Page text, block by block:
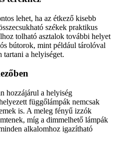
lehet, ha az étkező kisebb
székek praktikus
tolható asztalok további helyet
bútorok, mint például tárolóval
tartani a helyiséget.
hozzájárul a helyiség
függőlámpák nemcsak
is. A meleg fényű izzók
míg a dimmelhető lámpák
alkalomhoz igazítható